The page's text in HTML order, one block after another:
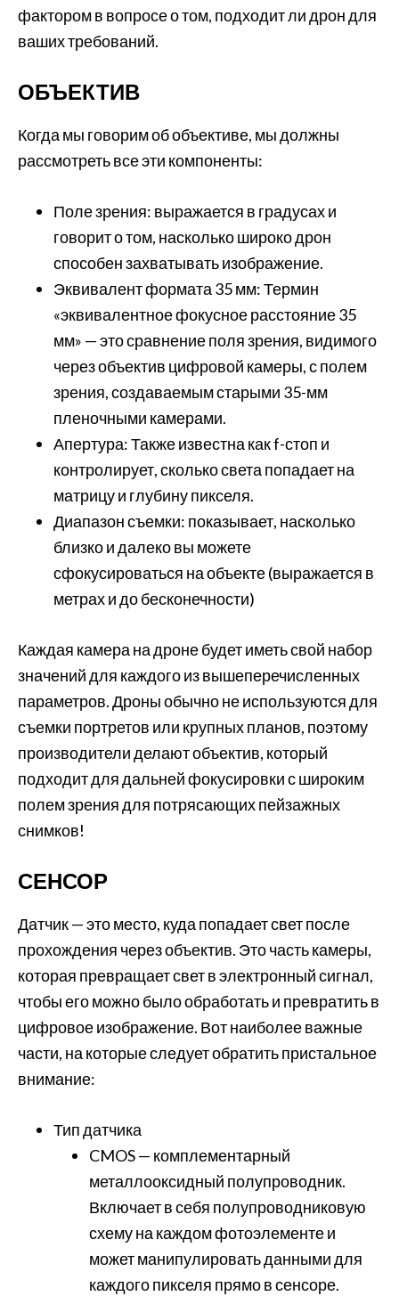
фактором в вопросе о том, подходит ли дрон для
ваших требований.
ОБЪЕКТИВ
Когда мы говорим об объективе, мы должны
рассмотреть все эти компоненты:
Поле зрения: выражается в градусах и
говорит о том, насколько широко дрон
способен захватывать изображение.
Эквивалент формата 35 мм: Термин
«эквивалентное фокусное расстояние 35
мм» — это сравнение поля зрения, видимого
через объектив цифровой камеры, с полем
зрения, создаваемым старыми 35-мм
пленочными камерами.
Апертура: Также известна как f-стоп и
контролирует, сколько света попадает на
матрицу и глубину пикселя.
Диапазон съемки: показывает, насколько
близко и далеко вы можете
сфокусироваться на объекте (выражается в
метрах и до бесконечности)
Каждая камера на дроне будет иметь свой набор
значений для каждого из вышеперечисленных
параметров. Дроны обычно не используются для
съемки портретов или крупных планов, поэтому
производители делают объектив, который
подходит для дальней фокусировки с широким
полем зрения для потрясающих пейзажных
снимков!
СЕНСОР
Датчик — это место, куда попадает свет после
прохождения через объектив. Это часть камеры,
которая превращает свет в электронный сигнал,
чтобы его можно было обработать и превратить в
цифровое изображение. Вот наиболее важные
части, на которые следует обратить пристальное
внимание:
Тип датчика
CMOS — комплементарный
металлооксидный полупроводник.
Включает в себя полупроводниковую
схему на каждом фотоэлементе и
может манипулировать данными для
каждого пикселя прямо в сенсоре.